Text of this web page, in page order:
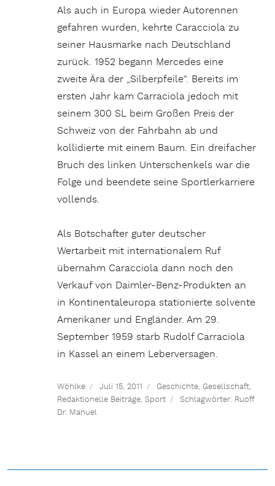
Als auch in Europa wieder Autorennen
gefahren wurden, kehrte Caracciola zu
seiner Hausmarke nach Deutschland
zurück. 1952 begann Mercedes eine
zweite Ära der „Silberpfeile“. Bereits im
ersten Jahr kam Carraciola jedoch mit
seinem 300 SL beim Großen Preis der
Schweiz von der Fahrbahn ab und
kollidierte mit einem Baum. Ein dreifacher
Bruch des linken Unterschenkels war die
Folge und beendete seine Sportlerkarriere
vollends.
Als Botschafter guter deutscher
Wertarbeit mit internationalem Ruf
übernahm Caracciola dann noch den
Verkauf von Daimler-Benz-Produkten an
in Kontinentaleuropa stationierte solvente
Amerikaner und Engländer. Am 29.
September 1959 starb Rudolf Carraciola
in Kassel an einem Leberversagen.
Wöhlke Juli 15, 2011 Geschichte, Gesellschaft,
Redaktionelle Beiträge, Sport Schlagwörter: Ruoff
Dr. Manuel